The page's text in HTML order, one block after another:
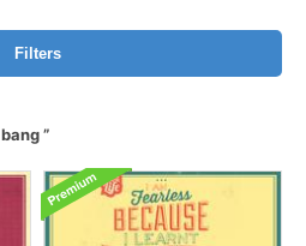
Filters
bang